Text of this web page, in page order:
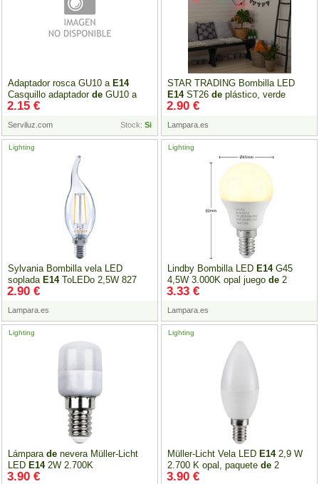
Adaptador rosca GU10 a E14
Casquillo adaptador de GU10 a
E14
Serviluz.com Stock: Si
2.15 €
STAR TRADING Bombilla LED
E14ST26 de plástico, verde
Lampara.es
2.90 €
Sylvania Bombilla vela LED
soplada E14ToLEDo 2,5W 827
claro, ráfaga
Lighting
Lampara.es
2.90 €
Lindby Bombilla LED E14G45
4,5W 3.000K opal juego de 2
Lighting
Lampara.es
3.33 €
Lámpara de nevera Müller-Licht
LED E142W 2.700K
Lighting
3.90 €
Müller-Licht Vela LED E142,9 W
2.700 K opal, paquete de 2
Lighting
3.90 €